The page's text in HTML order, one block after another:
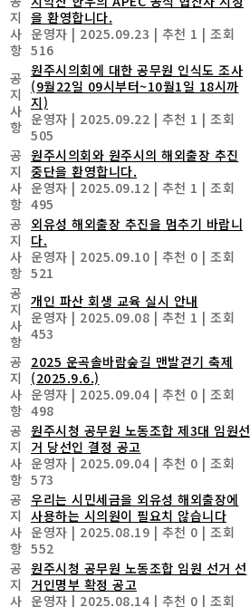
지
사
항
을 환영합니다.
운영자 | 2025.09.23 | 추천 1 | 조회
516
공
지
사
항
원주시의회에 대한 공무원 인식도 조사
(9월22일 09시부터~10월1일 18시까
지)
운영자 | 2025.09.22 | 추천 1 | 조회
505
공
지
사
항
원주시의회와 원주시의 해외출장 추진
중단을 환영합니다.
운영자 | 2025.09.12 | 추천 1 | 조회
495
공
지
사
항
외유성 해외출장 추진을 멈추기 바랍니
다.
운영자 | 2025.09.10 | 추천 0 | 조회
521
공
지
사
항
개인 파산 회생 교육 실시 안내
운영자 | 2025.09.08 | 추천 1 | 조회
453
공
지
사
항
2025 운곡솔바람숲길 맨발걷기 축제
(2025.9.6.)
운영자 | 2025.09.04 | 추천 0 | 조회
498
공
지
사
항
원주시청 공무원 노동조합 제3대 임원선
거 당선인 결정 공고
운영자 | 2025.09.04 | 추천 0 | 조회
573
공
지
사
항
우리는 시민세금을 외유성 해외출장에
사용하는 시의원이 필요치 않습니다
운영자 | 2025.08.19 | 추천 0 | 조회
552
공
지
사
원주시청 공무원 노동조합 임원 선거 선
거인명부 확정 공고
운영자 | 2025.08.14 | 추천 0 | 조회